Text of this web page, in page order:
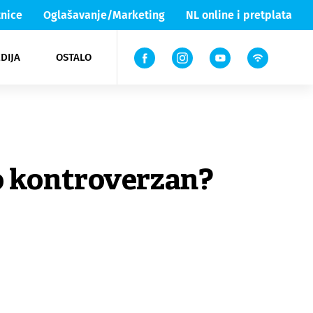
Oglašavanje/Marketing NL online i pretplata
OSTALO
Lika & Senj
TV
kontroverzan?